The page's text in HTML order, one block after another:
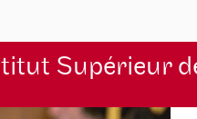
Supérieur